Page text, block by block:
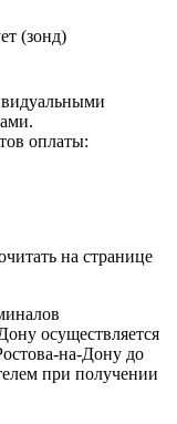
(зонд)
оплаты:
на странице
осуществляется
на-Дону до
при получении